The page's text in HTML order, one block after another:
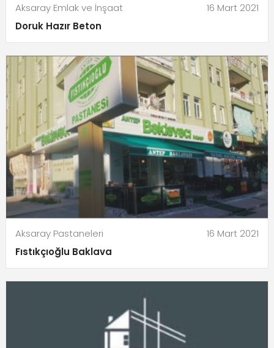
Aksaray Emlak ve İnşaat
16 Mart 2021
Doruk Hazır Beton
Aksaray Pastaneleri
16 Mart 2021
Fıstıkçıoğlu Baklava